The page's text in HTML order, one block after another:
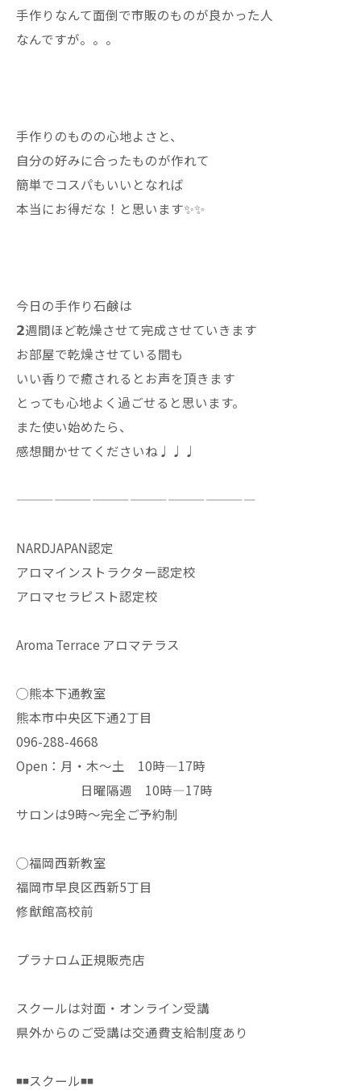
手作りなんて面倒で市販のものが良かった人
なんですが。。。
手作りのものの心地よさと、
自分の好みに合ったものが作れて
簡単でコスパもいいとなれば
本当にお得だな！と思います✨✨
今日の手作り石鹸は
𝟮週間ほど乾燥させて完成させていきます
お部屋で乾燥させている間も
いい香りで癒されるとお声を頂きます
とっても心地よく過ごせると思います。
また使い始めたら、
感想聞かせてくださいね♩♩♩
———————————————————
NARDJAPAN認定
アロマインストラクター認定校
アロマセラピスト認定校
Aroma Terrace アロマテラス
◯熊本下通教室
熊本市中央区下通2丁目
096-288-4668
Open：月・木〜土 10時—17時
日曜隔週 10時—17時
サロンは9時〜完全ご予約制
◯福岡西新教室
福岡市早良区西新5丁目
修猷館高校前
プラナロム正規販売店
スクールは対面・オンライン受講
県外からのご受講は交通費支給制度あり
◾️◾️スクール◾️◾️